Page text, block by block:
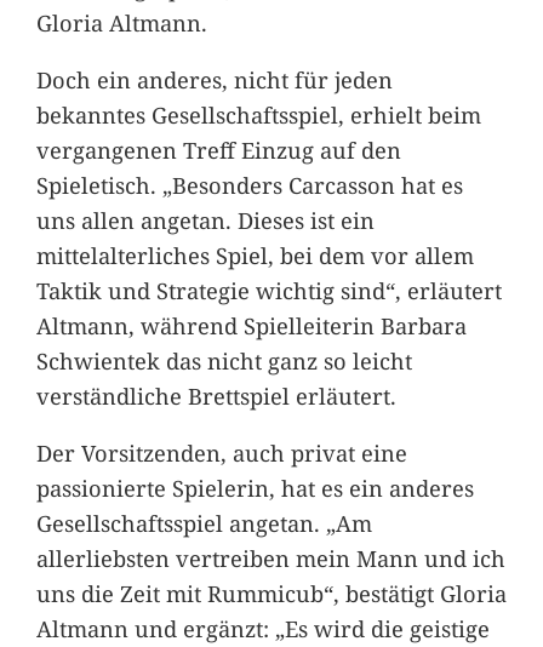
Gloria Altmann.
Doch ein anderes, nicht für jeden
bekanntes Gesellschaftsspiel, erhielt beim
vergangenen Treff Einzug auf den
Spieletisch. „Besonders Carcasson hat es
uns allen angetan. Dieses ist ein
mittelalterliches Spiel, bei dem vor allem
Taktik und Strategie wichtig sind“, erläutert
Altmann, während Spielleiterin Barbara
Schwientek das nicht ganz so leicht
verständliche Brettspiel erläutert.
Der Vorsitzenden, auch privat eine
passionierte Spielerin, hat es ein anderes
Gesellschaftsspiel angetan. „Am
allerliebsten vertreiben mein Mann und ich
uns die Zeit mit Rummicub“, bestätigt Gloria
Altmann und ergänzt: „Es wird die geistige